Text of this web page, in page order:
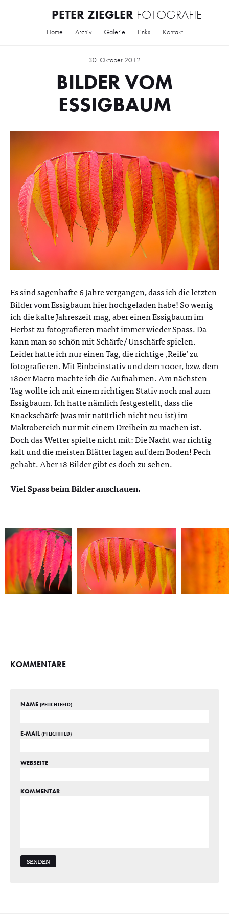
PETER ZIEGLER FOTOGRAFIE
Home Archiv Galerie Links Kontakt
30. Oktober 2012
BILDER VOM
ESSIGBAUM
Es sind sagenhafte 6 Jahre vergangen, dass ich die letzten
Bilder vom Essigbaum hier hochgeladen habe! So wenig
ich die kalte Jahreszeit mag, aber einen Essigbaum im
Herbst zu fotografieren macht immer wieder Spass. Da
kann man so schön mit Schärfe/ Unschärfe spielen.
Leider hatte ich nur einen Tag, die richtige ‚Reife‘ zu
fotografieren. Mit Einbeinstativ und dem 100er, bzw. dem
180er Macro machte ich die Aufnahmen. Am nächsten
Tag wollte ich mit einem richtigen Stativ noch mal zum
Essigbaum. Ich hatte nämlich festgestellt, dass die
Knackschärfe (was mir natürlich nicht neu ist) im
Makrobereich nur mit einem Dreibein zu machen ist.
Doch das Wetter spielte nicht mit: Die Nacht war richtig
kalt und die meisten Blätter lagen auf dem Boden! Pech
gehabt. Aber 18 Bilder gibt es doch zu sehen.
Viel Spass beim Bilder anschauen.
KOMMENTARE
NAME (PFLICHTFELD)
E-MAIL(PFLICHTFED)
WEBSEITE
KOMMENTAR